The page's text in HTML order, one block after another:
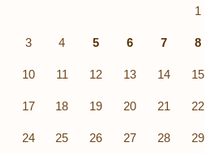
1
3 4 5 6 7 8
10 11 12 13 14 15
17 18 19 20 21 22
24 25 26 27 28 29